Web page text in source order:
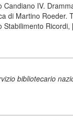
Candiano IV.
di Martino Roeder.
Stabilimento Ricordi,
bibliotecario